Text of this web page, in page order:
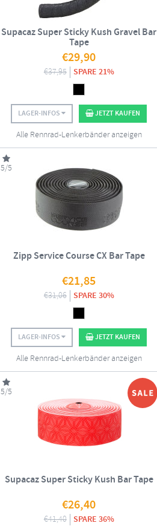
Supacaz Super Sticky Kush Gravel Bar
Tape
€29,90
€37,95 SPARE 21%
LAGER-INFOS JETZT KAUFEN
Alle Rennrad-Lenkerbänder anzeigen
5/5
Zipp Service Course CX Bar Tape
€21,85
€31,06 SPARE 30%
LAGER-INFOS JETZT KAUFEN
Alle Rennrad-Lenkerbänder anzeigen
5/5
Supacaz Super Sticky Kush Bar Tape
€26,40
€41,40 SPARE 36%